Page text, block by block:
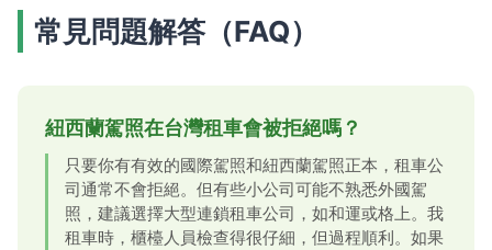
常見問題解答（FAQ）
紐西蘭駕照在台灣租車會被拒絕嗎？
只要你有有效的國際駕照和紐西蘭駕照正本，租車公
司通常不會拒絕。但有些小公司可能不熟悉外國駕
照，建議選擇大型連鎖租車公司，如和運或格上。我
租車時，櫃檯人員檢查得很仔細，但過程順利。如果